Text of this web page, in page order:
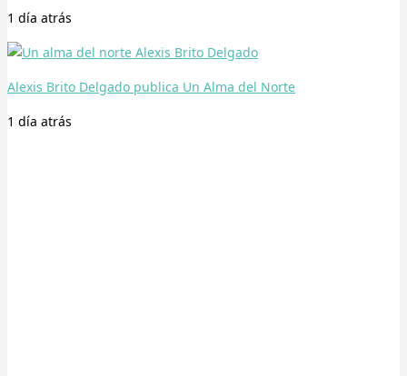
1 día atrás
Alexis Brito Delgado publica Un Alma del Norte
1 día atrás